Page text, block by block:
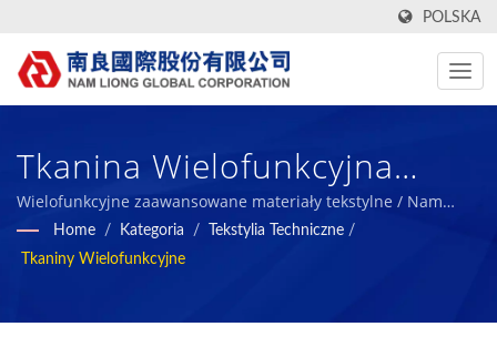
POLSKA
Tkanina Wielofunkcyjna
ARMORTEX®. / Nam Liong -
Profesjonalny Producent
Wielofunkcyjne zaawansowane materiały tekstylne / Nam
Liong - Profesjonalny producent kompozytów z pianki
polimerowej.
Home / Kategoria / Tekstylia Techniczne /
Tkaniny Wielofunkcyjne